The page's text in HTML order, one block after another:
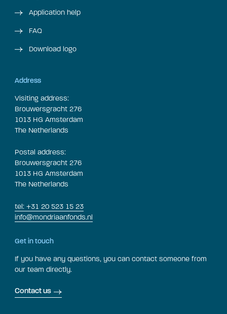
Application help
FAQ
Download logo
Address
Visiting address:
Brouwersgracht 276
1013 HG Amsterdam
The Netherlands
Postal address:
Brouwersgracht 276
1013 HG Amsterdam
The Netherlands
tel: +31 20 523 15 23
info@mondriaanfonds.nl
Get in touch
If you have any questions, you can contact someone from
our team directly.
Contact us